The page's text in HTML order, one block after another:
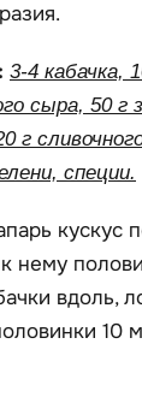
3-4 кабачка,
сыра, 50 г
г
специи.
кускус
нему
вдоль,
10